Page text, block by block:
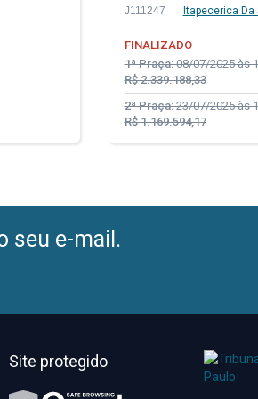
J111247 Itapecerica Da
FINALIZADO
1ª Praça:08/07/2025 às
R$ 2.339.188,33
2ª Praça:23/07/2025 às
R$ 1.169.594,17
seu e-mail.
Site protegido